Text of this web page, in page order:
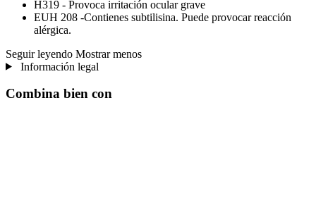
H319 - Provoca irritación ocular grave
EUH 208 -Contienes subtilisina. Puede provocar reacción
alérgica.
Seguir leyendo Mostrar menos
Información legal
Combina bien con